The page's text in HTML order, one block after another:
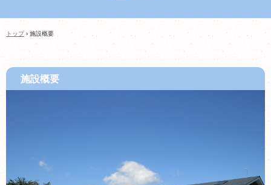
トップ › 施設概要
施設概要